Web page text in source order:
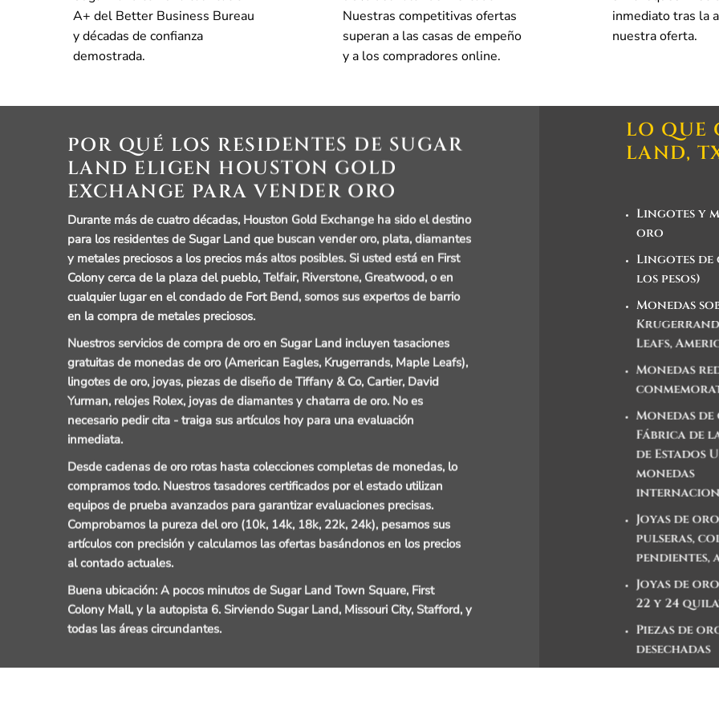
A+ del Better Business Bureau
y décadas de confianza
demostrada.
Nuestras competitivas ofertas
superan a las casas de empeño
y a los compradores online.
inmediato tras la
nuestra oferta.
POR QUÉ LOS RESIDENTES DE SUGAR
LAND ELIGEN HOUSTON GOLD
EXCHANGE PARA VENDER ORO
Durante más de cuatro décadas, Houston Gold Exchange ha sido el destino
para los residentes de Sugar Land que buscan vender oro, plata, diamantes
y metales preciosos a los precios más altos posibles. Si usted está en First
Colony cerca de la plaza del pueblo, Telfair, Riverstone, Greatwood, o en
cualquier lugar en el condado de Fort Bend, somos sus expertos de barrio
en la compra de metales preciosos.
Nuestros servicios de compra de oro en Sugar Land incluyen tasaciones
gratuitas de monedas de oro (American Eagles, Krugerrands, Maple Leafs),
lingotes de oro, joyas, piezas de diseño de Tiffany & Co, Cartier, David
Yurman, relojes Rolex, joyas de diamantes y chatarra de oro. No es
necesario pedir cita - traiga sus artículos hoy para una evaluación
inmediata.
Desde cadenas de oro rotas hasta colecciones completas de monedas, lo
compramos todo. Nuestros tasadores certificados por el estado utilizan
equipos de prueba avanzados para garantizar evaluaciones precisas.
Comprobamos la pureza del oro (10k, 14k, 18k, 22k, 24k), pesamos sus
artículos con precisión y calculamos las ofertas basándonos en los precios
al contado actuales.
Buena ubicación: A pocos minutos de Sugar Land Town Square, First
Colony Mall, y la autopista 6. Sirviendo Sugar Land, Missouri City, Stafford, y
todas las áreas circundantes.
LO QUE
LAND,
Lingotes y
oro
Lingotes
los pesos)
Monedas
Leafs,
Monedas
Monedas
Fábrica de
de Estados
monedas
Joyas de
pulseras,
Joyas de oro
22 y 24
Piezas de
desechadas